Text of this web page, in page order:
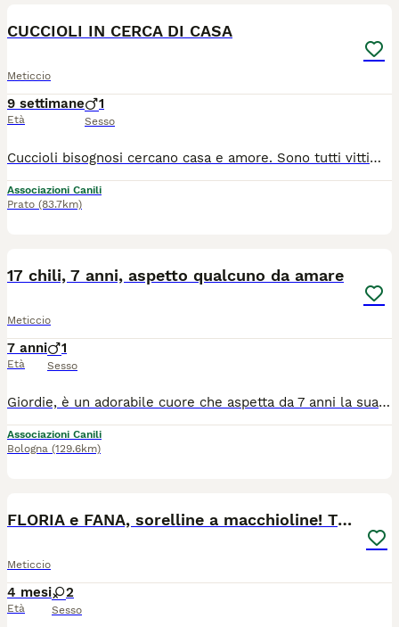
CUCCIOLI IN CERCA DI CASA
Meticcio
9 settimane
Età
1
Sesso
Cuccioli bisognosi cercano casa e amore. Sono tutti vittime dell'abbandono, non fateli crescere soli al rifugio Per info 340÷57÷838÷96 arrivano con staffetta, gia sverminati, vaccinati e microchippati. Future taglie medie, sui 25 chili di peso da grandi. Ritiro a Firenze nord/Arezzo
Associazioni Canili
Prato (83.7km)
17 chili, 7 anni, aspetto qualcuno da amare
Meticcio
7 anni
Età
1
Sesso
Giordie, è un adorabile cuore che aspetta da 7 anni la sua famiglia, e non ci si spiega il perché. pesa sui 17 chili, taglia media contenuta, un cagnolino dolce e socievole che ama tanto giocare con palline e giochini, come fosse ancora un cucciolone. Sempre pronto a farsi coccolare e accarezzare, ama il contatto umano, lo cerca. Può essere un pò diffidente all'inizio quando non conosce le persone, ma la sua bontà lo fa cedere in fretta. Va d'accordo con i suoi simili, siano maschi o femmine e ama giocare con loro. È davvero un cane amorevole che purtroppo aspetta da tempo che qualcuno si accorga di lui. Al momento si trova in stallo. Dopo iter pre affido può arrivare dove c'è amore e casa. Si trova in stallo a Latina ma arriva in tutto il Centro Nord con staffetta autorizzata ASL
Associazioni Canili
Bologna (129.6km)
FLORIA e FANA, sorelline a macchioline! TG PICCOLA
Meticcio
4 mesi
Età
2
Sesso